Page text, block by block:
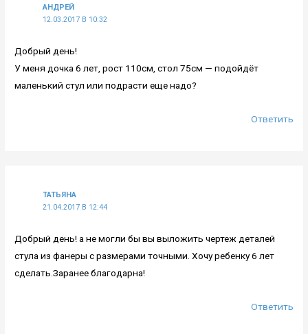
АНДРЕЙ
12.03.2017 В 10:32
Добрый день!
У меня дочка 6 лет, рост 110см, стол 75см — подойдёт
маленький стул или подрасти еще надо?
Ответить
ТАТЬЯНА
21.04.2017 В 12:44
Добрый день! а не могли бы вы выложить чертеж деталей
стула из фанеры с размерами точными. Хочу ребенку 6 лет
сделать.Заранее благодарна!
Ответить